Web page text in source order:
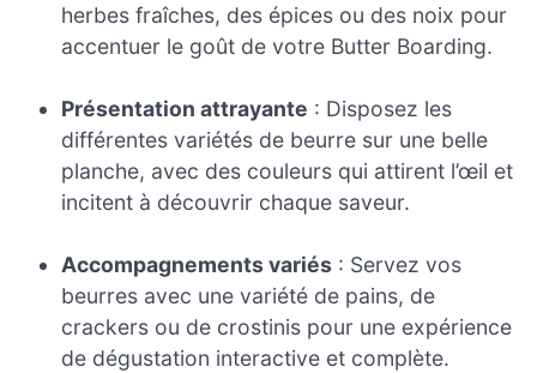
herbes fraîches, des épices ou des noix pour
accentuer le goût de votre Butter Boarding.
Présentation attrayante : Disposez les
différentes variétés de beurre sur une belle
planche, avec des couleurs qui attirent l’œil et
incitent à découvrir chaque saveur.
Accompagnements variés : Servez vos
beurres avec une variété de pains, de
crackers ou de crostinis pour une expérience
de dégustation interactive et complète.